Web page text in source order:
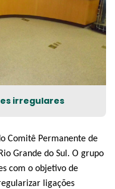
irregulares
Comitê Permanente de
Grande do Sul. O grupo
com o objetivo de
ligações